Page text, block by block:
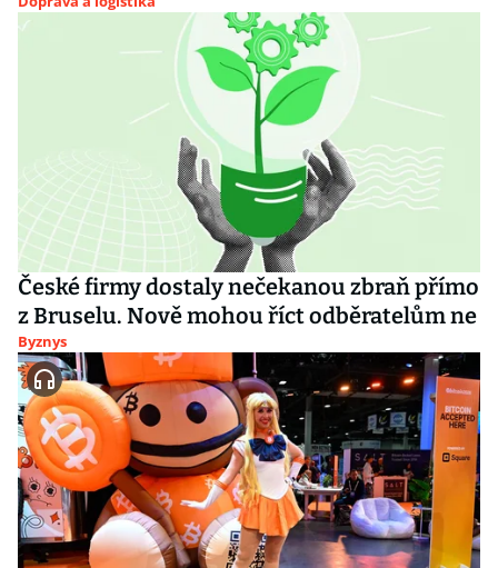
České firmy dostaly nečekanou zbraň přímo
z Bruselu. Nově mohou říct odběratelům ne
Byznys